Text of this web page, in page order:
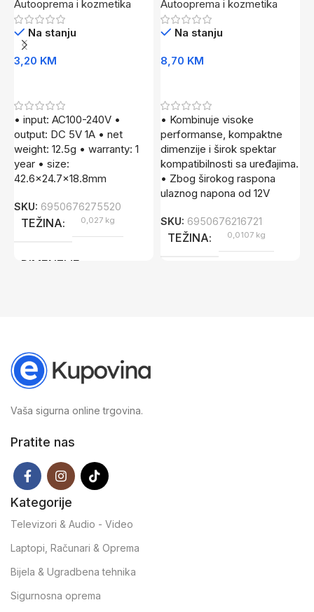
Autooprema i kozmetika
Na stanju
3,20 KM
• input: AC100-240V •
output: DC 5V 1A • net
weight: 12.5g • warranty: 1
year • size:
42.6×24.7×18.8mm
SKU: 6950676275520
TEŽINA 0,027 kg
DIMENZIJE
Autooprema i kozmetika
Na stanju
8,70 KM
• Kombinuje visoke
performanse, kompaktne
dimenzije i širok spektar
kompatibilnosti sa uređajima.
• Zbog širokog raspona
ulaznog napona od 12V
SKU: 6950676216721
TEŽINA 0,0107 kg
Vaša sigurna online trgovina.
Pratite nas
Kategorije
Televizori & Audio - Video
Laptopi, Računari & Oprema
Bijela & Ugradbena tehnika
Sigurnosna oprema